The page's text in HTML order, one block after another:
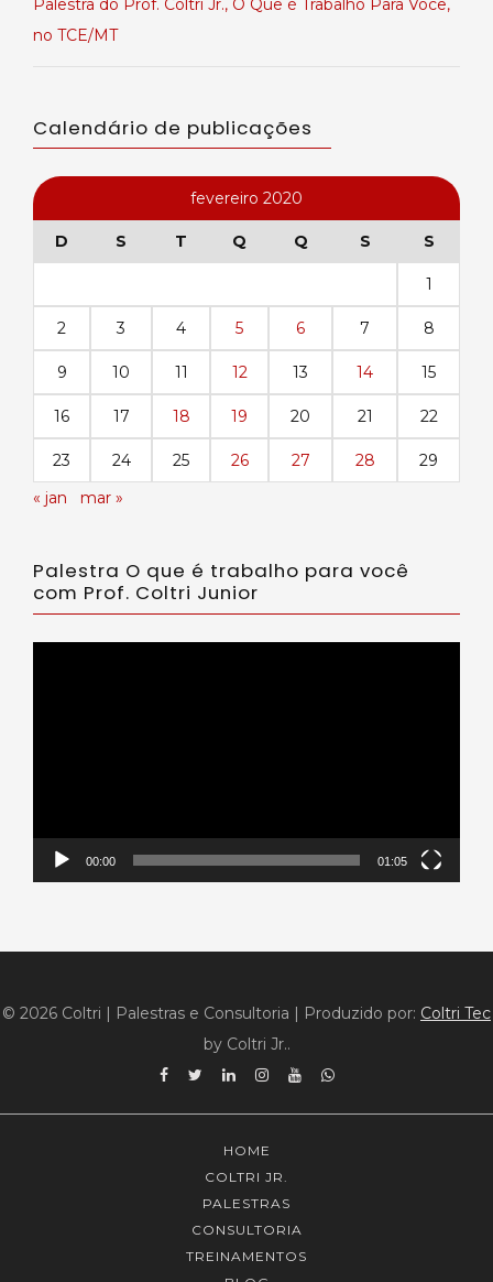
Palestra do Prof. Coltri Jr., O Que é Trabalho Para Você,
no TCE/MT
Calendário de publicações
fevereiro 2020
D S T Q Q S S
1
2 3 4 5 6 7 8
9 10 11 12 13 14 15
16 17 18 19 20 21 22
23 24 25 26 27 28
29
« jan
mar »
Palestra O que é trabalho para você
com Prof. Coltri Junior
00:00 01:05
© 2026 Coltri | Palestras e Consultoria | Produzido por: Coltri Tec
by Coltri Jr..
Facebook
TwitterLinkedinInstagram
YouTubeWhatsApp
HOME
COLTRI JR.
PALESTRAS
CONSULTORIA
TREINAMENTOS